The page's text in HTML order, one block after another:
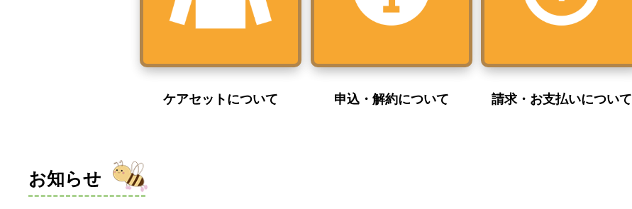
ケアセットについて 申込・解約について 請求・お支払いについて
お知らせ